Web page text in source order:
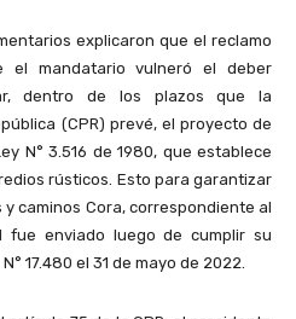
explicaron que el reclamo
el mandatario vulneró el deber
dentro de los plazos que la
(CPR) prevé, el proyecto de
N° 3.516 de 1980, que establece
rústicos. Esto para garantizar
caminos Cora, correspondiente al
fue enviado luego de cumplir su
17.480 el 31 de mayo de 2022.